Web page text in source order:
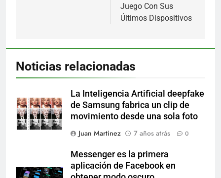
Juego Con Sus
Últimos Dispositivos
Noticias relacionadas
La Inteligencia Artificial deepfake
de Samsung fabrica un clip de
movimiento desde una sola foto
Juan Martinez
7 años atrás 0
Messenger es la primera
aplicación de Facebook en